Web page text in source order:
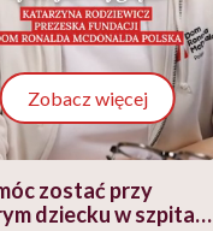
Zobacz więcej
zostać przy
dziecku w szpitalu